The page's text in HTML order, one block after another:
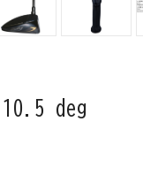
10.5 deg